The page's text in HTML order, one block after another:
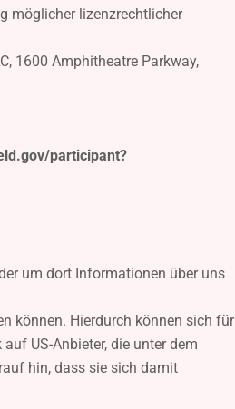
möglicher lizenzrechtlicher
1600 Amphitheatre Parkway,
participant?
um dort Informationen über uns
können. Hierdurch können sich für
US-Anbieter, die unter dem
hin, dass sie sich damit